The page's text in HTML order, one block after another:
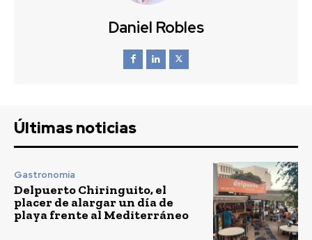
Daniel Robles
Últimas noticias
Gastronomía
Delpuerto Chiringuito, el
placer de alargar un día de
playa frente al Mediterráneo